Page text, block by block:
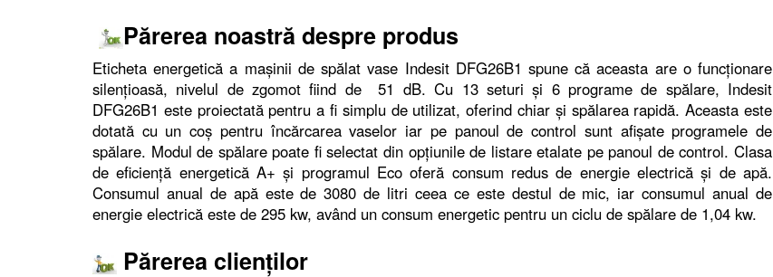
Părerea noastră despre produs
Eticheta energetică a mașinii de spălat vase Indesit DFG26B1 spune că aceasta are o funcționare
silențioasă, nivelul de zgomot fiind de 51 dB. Cu 13 seturi și 6 programe de spălare, Indesit
DFG26B1 este proiectată pentru a fi simplu de utilizat, oferind chiar și spălarea rapidă. Aceasta este
dotată cu un coș pentru încărcarea vaselor iar pe panoul de control sunt afișate programele de
spălare. Modul de spălare poate fi selectat din opțiunile de listare etalate pe panoul de control. Clasa
de eficiență energetică A+ și programul Eco oferă consum redus de energie electrică și de apă.
Consumul anual de apă este de 3080 de litri ceea ce este destul de mic, iar consumul anual de
energie electrică este de 295 kw, având un consum energetic pentru un ciclu de spălare de 1,04 kw.
Părerea clienților